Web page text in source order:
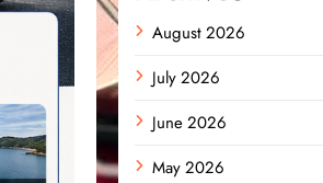
August 2026
July 2026
June 2026
May 2026